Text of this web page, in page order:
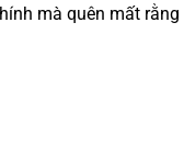
mà quên mất rằng